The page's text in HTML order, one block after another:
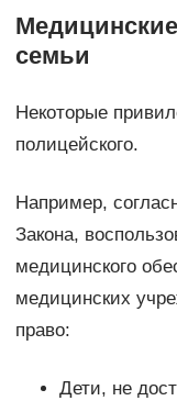
семьи
Некоторые
полицейского.
Например,
Закона,
медицинского
медицинских
право:
Дети, не